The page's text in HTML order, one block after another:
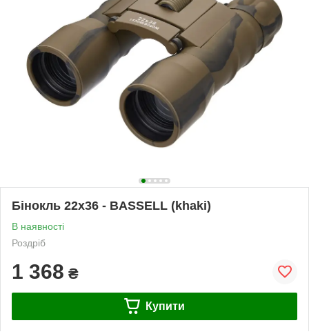
Бінокль 22x36 - BASSELL (khaki)
В наявності
Роздріб
1 368 ₴
Купити